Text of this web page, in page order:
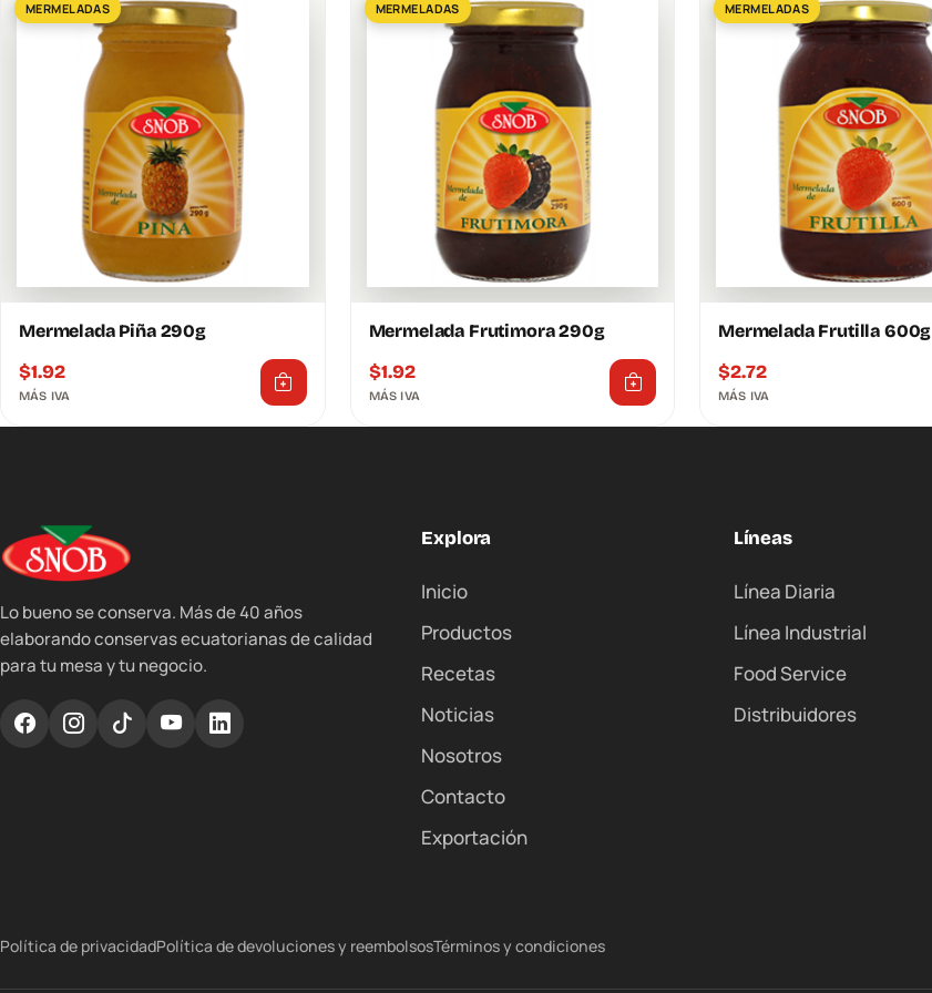
MERMELADAS
Mermelada Piña 290g
$1.92
MÁS IVA
MERMELADAS
Mermelada Frutimora 290g
$1.92
MÁS IVA
MERMELADAS
Mermelada Frutilla 600g
$2.72
MÁS IVA
Lo bueno se conserva. Más de 40 años
elaborando conservas ecuatorianas de calidad
para tu mesa y tu negocio.
Explora
Inicio
Productos
Recetas
Noticias
Nosotros
Contacto
Exportación
Líneas
Línea Diaria
Línea Industrial
Food Service
Distribuidores
Política de privacidadPolítica de devoluciones y reembolsosTérminos y condiciones